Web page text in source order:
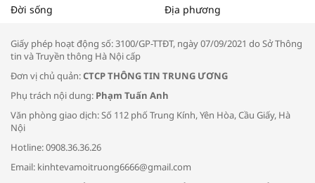
Tọa đàm “Xúc tiến thương mại: Khơi
Bác sĩ tư vấn cách phòng tránh bệnh
đường hô hấp trong thời tiết giao mùa
Đời sống Địa phương
Giấy phép hoạt động số: 3100/GP-TTĐT, ngày 07/09/2021 do Sở Thông
tin và Truyền thông Hà Nội cấp
Đơn vị chủ quản:CTCP THÔNG TIN TRUNG ƯƠNG
Phụ trách nội dung: Phạm Tuấn Anh
Văn phòng giao dịch: Số 112 phố Trung Kính, Yên Hòa, Cầu Giấy, Hà
Nội
Hotline: 0908.36.36.26
Email: kinhtevamoitruong6666@gmail.com